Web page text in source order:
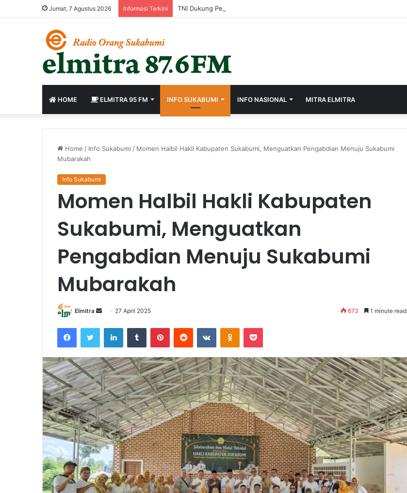
Jumat, 7 Agustus 2026 Informasi Terkini
HOME ELMITRA 95 FM INFO SUKABUMI INFO NASIONAL MITRA ELMITRA
Home / Info Sukabumi / Momen Halbil Hakli Kabupaten Sukabumi, Menguatkan Pengabdian Menuju Sukabumi
Mubarakah
Info Sukabumi
Momen Halbil Hakli Kabupaten
Sukabumi, Menguatkan
Pengabdian Menuju Sukabumi
Mubarakah
Elmitra
Send
email
27 April 2025 673 1 minute read
FacebookTwitter LinkedInTumblr PinterestReddit VKontakteOdnoklassniki
Pocket